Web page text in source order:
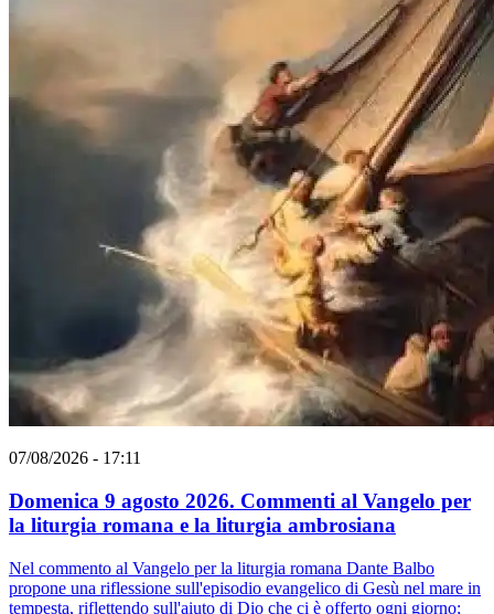
07/08/2026 - 17:11
Domenica 9 agosto 2026. Commenti al Vangelo per
la liturgia romana e la liturgia ambrosiana
Nel commento al Vangelo per la liturgia romana Dante Balbo
propone una riflessione sull'episodio evangelico di Gesù nel mare in
tempesta, riflettendo sull'aiuto di Dio che ci è offerto ogni giorno;